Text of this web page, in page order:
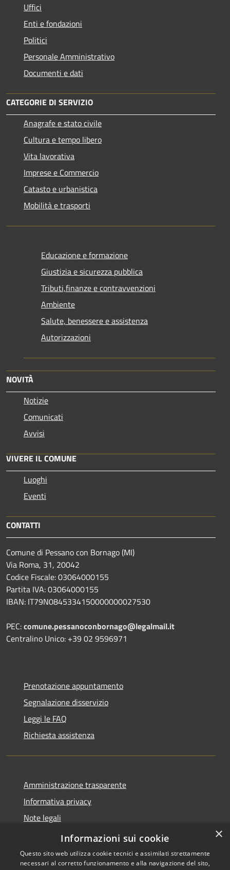
Uffici
Enti e fondazioni
Politici
Personale Amministrativo
Documenti e dati
CATEGORIE DI SERVIZIO
Anagrafe e stato civile
Cultura e tempo libero
Vita lavorativa
Imprese e Commercio
Catasto e urbanistica
Mobilità e trasporti
Educazione e formazione
Giustizia e sicurezza pubblica
Tributi,finanze e contravvenzioni
Ambiente
Salute, benessere e assistenza
Autorizzazioni
NOVITÀ
Notizie
Comunicati
Avvisi
VIVERE IL COMUNE
Luoghi
Eventi
CONTATTI
Comune di Pessano con Bornago (MI)
Via Roma, 31, 20042
Codice Fiscale: 03064000155
Partita IVA: 03064000155
IBAN: IT79N0845334150000000027530
PEC:comune.pessanoconbornago@legalmail.it
Centralino Unico: +39 02 9596971
Prenotazione appuntamento
Segnalazione disservizio
Leggi le FAQ
Richiesta assistenza
Amministrazione trasparente
Informativa privacy
Note legali
Dichiarazione di accessibilità
×
Informazioni sui cookie
Questo sito web utilizza cookie tecnici e assimilati strettamente
necessari al corretto funzionamento e alla navigazione del sito,